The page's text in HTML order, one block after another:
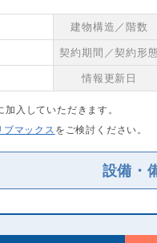
建物構造／階数
契約期間／契約形
情報更新日
入していただきます。
マックス をご検討ください。
設備・